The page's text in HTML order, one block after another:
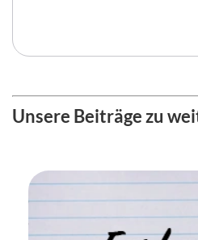
Unsere Beiträge zu